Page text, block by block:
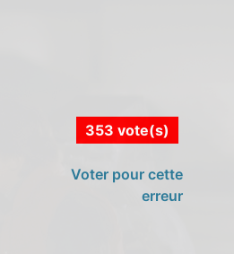
353 vote(s)
Voter pour cette
erreur